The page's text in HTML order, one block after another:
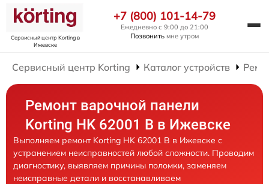
Сервисный центр Kortingв
Ижевске
+7 (800) 101-14-79
Ежедневно с 9:00 до 21:00
Позвонить мне утром
Сервисный центр Korting Каталог устройств
Ремонт варочной панели
Korting HK 62001 B в Ижевске
Выполняем ремонт Korting HK 62001 B в Ижевске с
устранением неисправностей любой сложности. Проводим
диагностику, выявляем причины поломки, заменяем
неисправные детали и восстанавливаем